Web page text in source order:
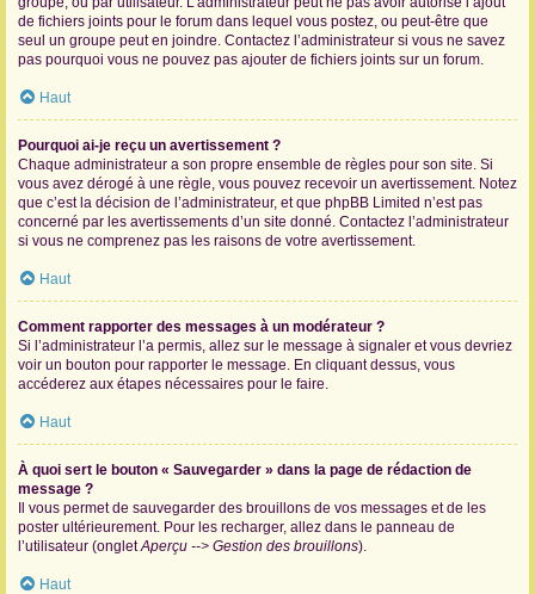
de fichiers joints pour le forum dans lequel vous postez, ou peut-être que
seul un groupe peut en joindre. Contactez l’administrateur si vous ne savez
pas pourquoi vous ne pouvez pas ajouter de fichiers joints sur un forum.
Haut
Pourquoi ai-je reçu un avertissement ?
Chaque administrateur a son propre ensemble de règles pour son site. Si
vous avez dérogé à une règle, vous pouvez recevoir un avertissement. Notez
que c’est la décision de l’administrateur, et que phpBB Limited n’est pas
concerné par les avertissements d’un site donné. Contactez l’administrateur
si vous ne comprenez pas les raisons de votre avertissement.
Haut
Comment rapporter des messages à un modérateur ?
Si l’administrateur l’a permis, allez sur le message à signaler et vous devriez
voir un bouton pour rapporter le message. En cliquant dessus, vous
accéderez aux étapes nécessaires pour le faire.
Haut
À quoi sert le bouton « Sauvegarder » dans la page de rédaction de
message ?
Il vous permet de sauvegarder des brouillons de vos messages et de les
poster ultérieurement. Pour les recharger, allez dans le panneau de
l’utilisateur (ongletAperçu --> Gestion des brouillons).
Haut